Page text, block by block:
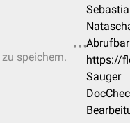
speichern.
https://
Sauger